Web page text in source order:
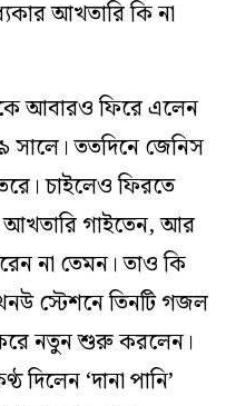
আখতারি কি না
আবারও ফিরে এলেন
সালে। ততদিনে জেনিস
চাইলেও ফিরতে
আখতারি গাইতেন, আর
না তেমন। তাও কি
স্টেশনে তিনটি গজল
নতুন শুরু করলেন।
‘দানা পানি’